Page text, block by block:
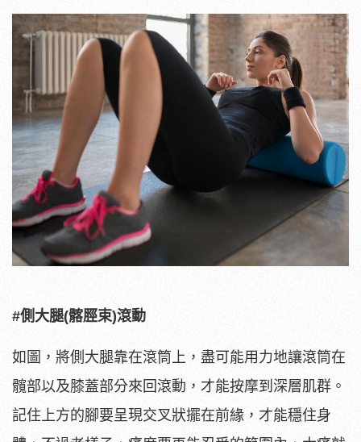
#側大腿(髂脛束)滾動
如圖，將側大腿靠在滾筒上，盡可能用力地讓滾筒在
髖部以及膝蓋部分來回滾動，才能按摩到深層肌群。
記住上方的腳要呈現交叉狀擺在前緣，才能穩住身